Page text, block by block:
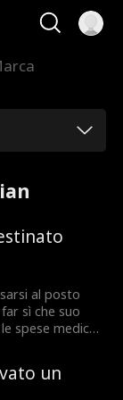
al posto
sì che suo
spese mediche
brutto e ricco,
la
Anderson.
un